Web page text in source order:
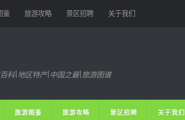
鉴 旅游攻略 景区招聘 关于我们
科|地区特产|中国之最|旅游图谱
旅游图鉴 旅游攻略 景区招聘 关于我们